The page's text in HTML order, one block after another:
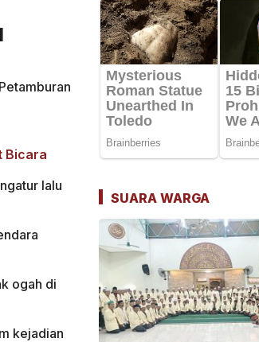
Bicara
lalu
ogah di
kejadian
SUARA WARGA